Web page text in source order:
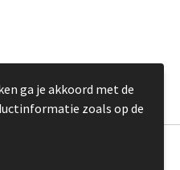
ga je akkoord met de
zoals op de